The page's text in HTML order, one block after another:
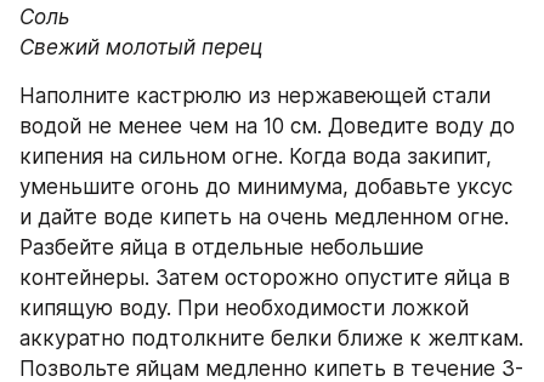
Соль
Свежий молотый перец
Наполните кастрюлю из нержавеющей стали
водой не менее чем на 10 см. Доведите воду до
кипения на сильном огне. Когда вода закипит,
уменьшите огонь до минимума, добавьте уксус
и дайте воде кипеть на очень медленном огне.
Разбейте яйца в отдельные небольшие
контейнеры. Затем осторожно опустите яйца в
кипящую воду. При необходимости ложкой
аккуратно подтолкните белки ближе к желткам.
Позвольте яйцам медленно кипеть в течение 3-